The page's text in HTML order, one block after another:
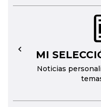
MI
Noticias
←